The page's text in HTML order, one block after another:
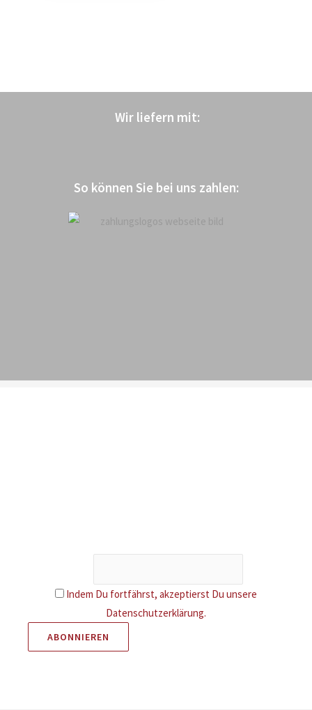
Wir liefern mit:
So können Sie bei uns zahlen:
Indem Du fortfährst, akzeptierst Du unsere
Datenschutzerklärung.